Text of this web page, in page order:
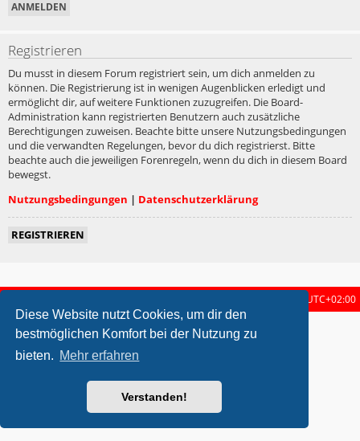
Diese Website nutzt Cookies, um dir den
bestmöglichen Komfort bei der Nutzung zu
bieten. Mehr erfahren
Verstanden!
Registrieren
Du musst in diesem Forum registriert sein, um dich anmelden zu
können. Die Registrierung ist in wenigen Augenblicken erledigt und
ermöglicht dir, auf weitere Funktionen zuzugreifen. Die Board-
Administration kann registrierten Benutzern auch zusätzliche
Berechtigungen zuweisen. Beachte bitte unsere Nutzungsbedingungen
und die verwandten Regelungen, bevor du dich registrierst. Bitte
beachte auch die jeweiligen Forenregeln, wenn du dich in diesem Board
bewegst.
Nutzungsbedingungen | Datenschutzerklärung
REGISTRIEREN
UTC+02:00
metrolike style by Eric Seguin Updated for phpBB3.2 by
Powered byphpBB ® Forum Software © phpBB Limited
Deutsche Übersetzung durch